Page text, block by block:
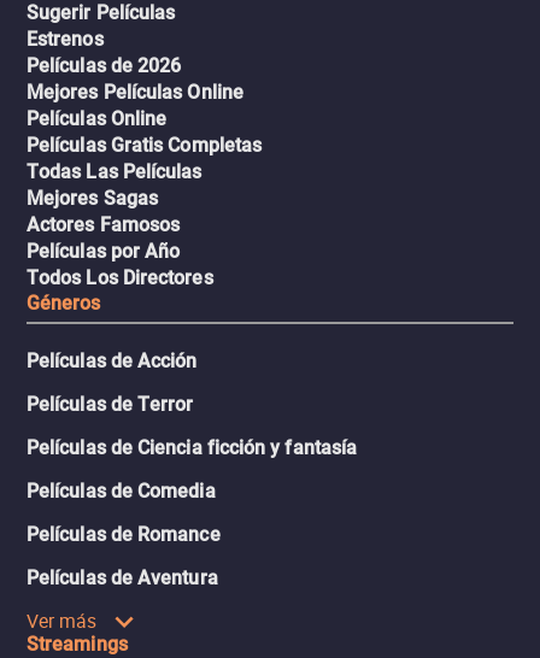
Sugerir Películas
Estrenos
Películas de 2026
Mejores Películas Online
Películas Online
Películas Gratis Completas
Todas Las Películas
Mejores Sagas
Actores Famosos
Películas por Año
Todos Los Directores
Géneros
Películas de Acción
Películas de Terror
Películas de Ciencia ficción y fantasía
Películas de Comedia
Películas de Romance
Películas de Aventura
Ver más
Streamings